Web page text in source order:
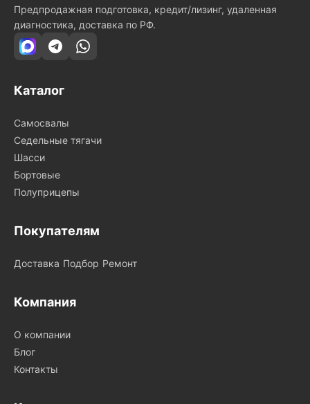
Предпродажная подготовка, кредит/лизинг, удаленная
диагностика, доставка по РФ.
Каталог
Самосвалы
Седельные тягачи
Шасси
Бортовые
Полуприцепы
Покупателям
Доставка Подбор Ремонт
Компания
О компании
Блог
Контакты